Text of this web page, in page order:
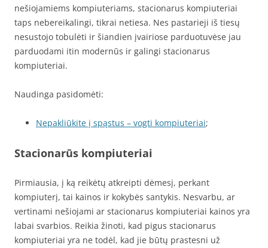
nešiojamiems kompiuteriams, stacionarus kompiuteriai
taps nebereikalingi, tikrai netiesa. Nes pastarieji iš tiesų
nesustojo tobulėti ir šiandien įvairiose parduotuvėse jau
parduodami itin modernūs ir galingi stacionarus
kompiuteriai.
Naudinga pasidomėti:
Nepakliūkite į spąstus – vogti kompiuteriai;
Stacionarūs kompiuteriai
Pirmiausia, į ką reikėtų atkreipti dėmesį, perkant
kompiuterį, tai kainos ir kokybės santykis. Nesvarbu, ar
vertinami nešiojami ar stacionarus kompiuteriai kainos yra
labai svarbios. Reikia žinoti, kad pigus stacionarus
kompiuteriai yra ne todėl, kad jie būtų prastesni už